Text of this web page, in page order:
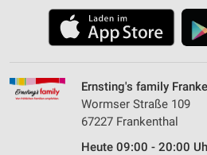
Ernsting's family
Wormser Straße 109
67227 Frankenthal
Heute 09:00 - 20:00